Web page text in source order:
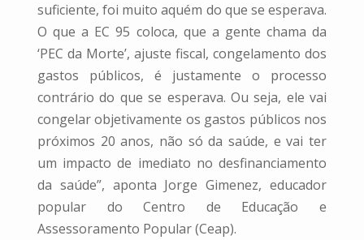
suficiente, foi muito aquém do que se esperava.
O que a EC 95 coloca, que a gente chama da
‘PEC da Morte’, ajuste fiscal, congelamento dos
gastos públicos, é justamente o processo
contrário do que se esperava. Ou seja, ele vai
congelar objetivamente os gastos públicos nos
próximos 20 anos, não só da saúde, e vai ter
um impacto de imediato no desfinanciamento
da saúde”, aponta Jorge Gimenez, educador
popular do Centro de Educação e
Assessoramento Popular (Ceap).